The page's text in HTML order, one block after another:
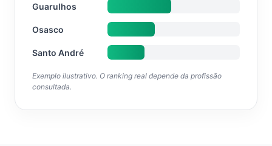
Guarulhos
Osasco
Santo André
Exemplo ilustrativo. O ranking real depende da profissão
consultada.